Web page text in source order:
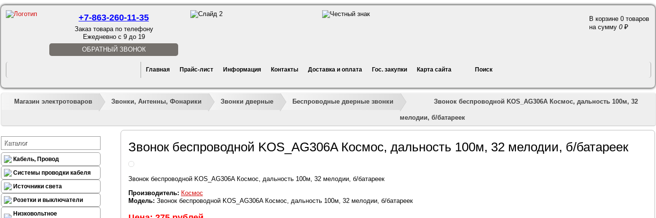
+7-863-260-11-35
Заказ товара по телефону
Ежедневно с 9 до 19
ОБРАТНЫЙ ЗВОНОК
В корзине 0 товаров
на сумму 0
Главная Прайс-лист Информация Контакты Доставка и оплата Гос. закупки Карта сайта Поиск
Магазин электротоваров »
Звонки, Антенны, Фонарики »
Звонки дверные Беспроводные дверные звонки Звонок беспроводной KOS_AG306A Космос, дальность 100м, 32
мелодии, б/батареек
Каталог
Кабель, Провод
Системы проводки кабеля
Источники света
Розетки и выключатели
Низковольтное
Звонок беспроводной KOS_AG306A Космос, дальность 100м, 32 мелодии, б/батареек
Звонок беспроводной KOS_AG306A Космос, дальность 100м, 32 мелодии, б/батареек
Производитель: Космос
Модель: Звонок беспроводной KOS_AG306A Космос, дальность 100м, 32 мелодии, б/батареек